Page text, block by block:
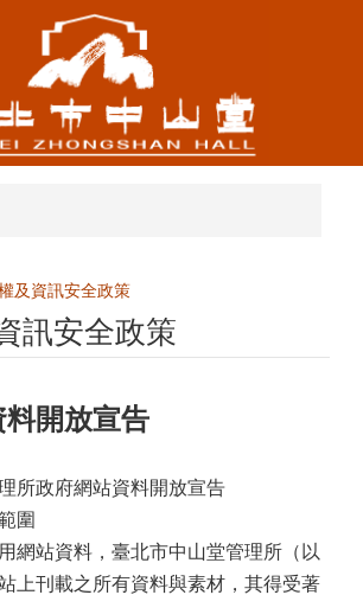
及資訊安全政策
訊安全政策
開放宣告
所政府網站資料開放宣告
圍
網站資料，臺北市中山堂管理所（以
上刊載之所有資料與素材，其得受著